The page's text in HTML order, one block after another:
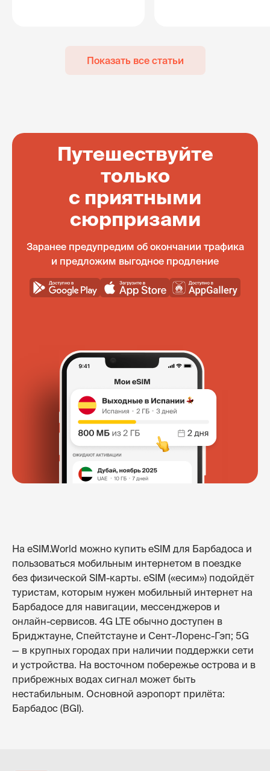
Показать все статьи
Путешествуйте
только
с приятными
сюрпризами
Заранее предупредим об окончании трафика
и предложим выгодное продление
На eSIM.World можно купить eSIM для Барбадоса и
пользоваться мобильным интернетом в поездке
без физической SIM-карты. eSIM («есим») подойдёт
туристам, которым нужен мобильный интернет на
Барбадосе для навигации, мессенджеров и
онлайн-сервисов. 4G LTE обычно доступен в
Бриджтауне, Спейтстауне и Сент-Лоренс-Гэп; 5G
— в крупных городах при наличии поддержки сети
и устройства. На восточном побережье острова и в
прибрежных водах сигнал может быть
нестабильным. Основной аэропорт прилёта:
Барбадос (BGI).